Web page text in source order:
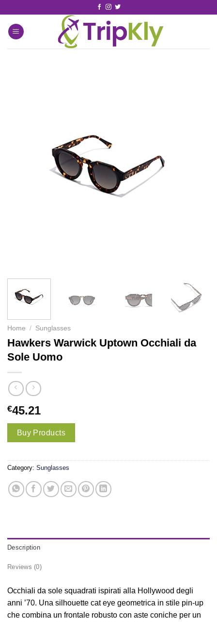
Home / Sunglasses
Hawkers Warwick Uptown Occhiali da
Sole Uomo
€45.21
Buy Products
Category: Sunglasses
Description
Reviews (0)
Occhiali da sole squadrati ispirati alla Hollywood degli
anni ’70. Una silhouette cat eye geometrica in stile pin-up
che combina un frontale robusto con aste coniche per un